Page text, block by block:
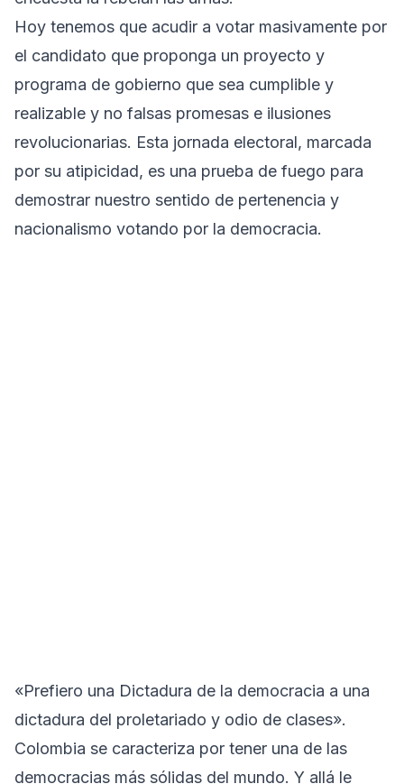
Hoy tenemos que acudir a votar masivamente por
el candidato que proponga un proyecto y
programa de gobierno que sea cumplible y
realizable y no falsas promesas e ilusiones
revolucionarias. Esta jornada electoral, marcada
por su atipicidad, es una prueba de fuego para
demostrar nuestro sentido de pertenencia y
nacionalismo votando por la democracia.
«Prefiero una Dictadura de la democracia a una
dictadura del proletariado y odio de clases».
Colombia se caracteriza por tener una de las
democracias más sólidas del mundo. Y allá le